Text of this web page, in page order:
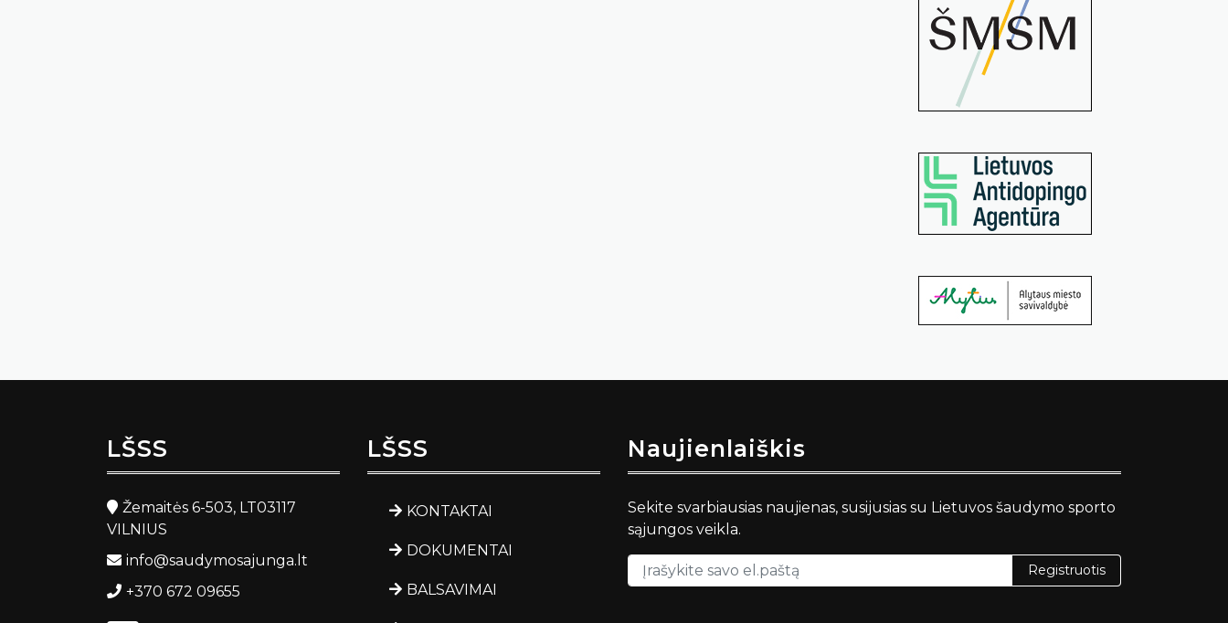
LŠSS
Žemaitės 6-503, LT03117
VILNIUS
info@saudymosajunga.lt
+370 672 09655
LŠSS
KONTAKTAI
DOKUMENTAI
BALSAVIMAI
Naujienlaiškis
Sekite svarbiausias naujienas, susijusias su Lietuvos šaudymo sporto
sąjungos veikla.
Registruotis